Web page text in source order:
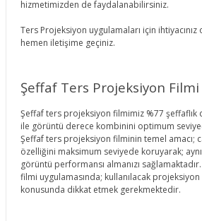
hizmetimizden de faydalanabilirsiniz.
Ters Projeksiyon uygulamaları için
hemen iletişime geçiniz.
Şeffaf Ters Projeksiyon Filmi
Şeffaf ters projeksiyon filmimiz %77 şeffaflık
ile görüntü derece kombinini optimum
Şeffaf ters projeksiyon filminin temel amacı;
özelliğini maksimum seviyede koruyarak;
görüntü performansı almanızı
filmi uygulamasında; kullanılacak projeksiyon
konusunda dikkat etmek gerekmektedir.